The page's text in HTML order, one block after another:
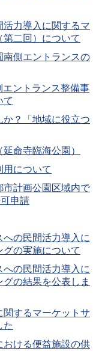
力導入に関するマ
二回）について
南側エントランスの
エントランス整備事
て
？「地域に役立つ
命寺臨海公園）
用について
市計画公園区域内で
申請
の民間活力導入に
の実施について
の民間活力導入に
の結果を公表しま
するマーケットサ
た
おける便益施設の供